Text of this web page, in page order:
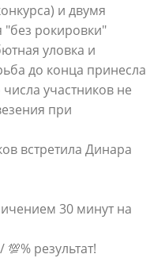
и двумя
"без рокировки"
уловка и
до конца принесла
участников не
при
встретила Динара
30 минут на
результат!